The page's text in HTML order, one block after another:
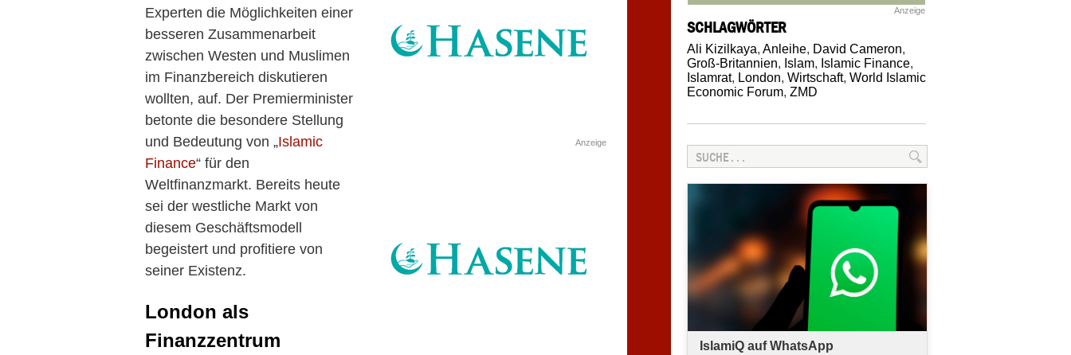
Anzeige
Experten die Möglichkeiten einer
besseren Zusammenarbeit
zwischen Westen und Muslimen
im Finanzbereich diskutieren
wollten, auf. Der Premierminister
betonte die besondere Stellung
und Bedeutung von „Islamic
Finance“ für den
Weltfinanzmarkt. Bereits heute
sei der westliche Markt von
diesem Geschäftsmodell
begeistert und profitiere von
seiner Existenz.
London als
Finanzzentrum
Anzeige
SCHLAGWÖRTER
Ali Kizilkaya, Anleihe, David Cameron,
Groß-Britannien, Islam, Islamic Finance,
Islamrat, London, Wirtschaft, World Islamic
Economic Forum, ZMD
IslamiQ auf WhatsApp